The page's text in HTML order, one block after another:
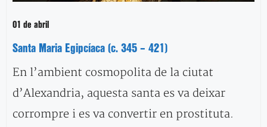
01 de abril
Santa Maria Egipcíaca (c. 345 – 421)
En l’ambient cosmopolita de la ciutat
d’Alexandria, aquesta santa es va deixar
corrompre i es va convertir en prostituta.